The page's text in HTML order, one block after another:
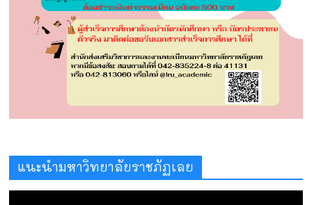
แนะนำมหาวิทยาลัยราชภัฏเลย